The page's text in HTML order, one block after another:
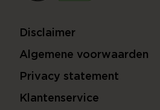
Disclaimer
Algemene voorwaarden
Privacy statement
Klantenservice